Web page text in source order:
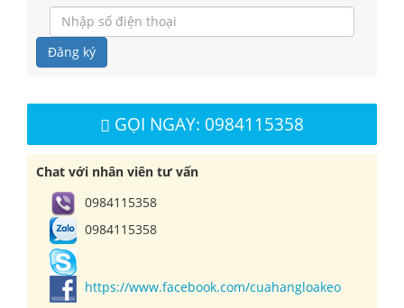
Đăng ký
GỌI NGAY: 0984115358
Chat với nhân viên tư vấn
0984115358
0984115358
https://www.facebook.com/cuahangloakeo